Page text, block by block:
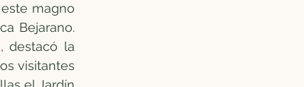
magno
Bejarano.
destacó la
visitantes